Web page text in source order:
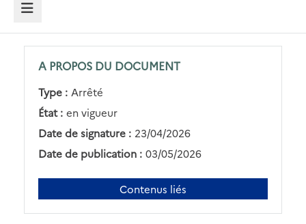
MENU
A PROPOS DU DOCUMENT
Type : Arrêté
État : en vigueur
Date de signature : 23/04/2026
Date de publication : 03/05/2026
Contenus liés